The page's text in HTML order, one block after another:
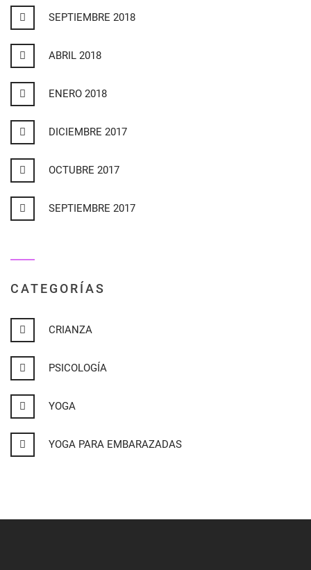
SEPTIEMBRE 2018
ABRIL 2018
ENERO 2018
DICIEMBRE 2017
OCTUBRE 2017
SEPTIEMBRE 2017
CATEGORÍAS
CRIANZA
PSICOLOGÍA
YOGA
YOGA PARA EMBARAZADAS